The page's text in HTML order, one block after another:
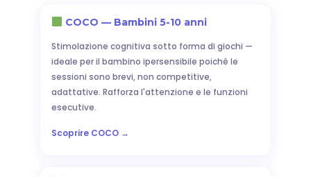
COCO — Bambini 5-10 anni
Stimolazione cognitiva sotto forma di giochi —
ideale per il bambino ipersensibile poiché le
sessioni sono brevi, non competitive,
adattative. Rafforza l'attenzione e le funzioni
esecutive.
Scoprire COCO →